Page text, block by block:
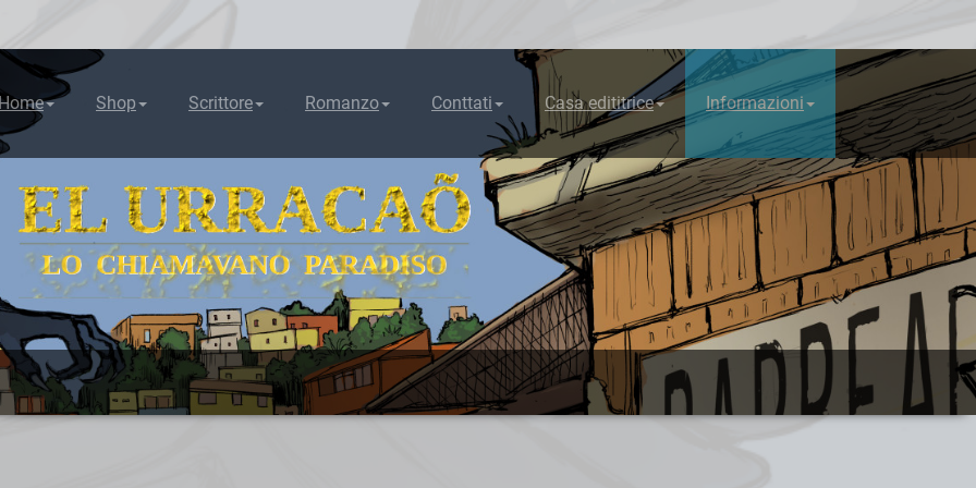
Home Shop Scrittore Romanzo Conttati Casa edititrice Informazioni